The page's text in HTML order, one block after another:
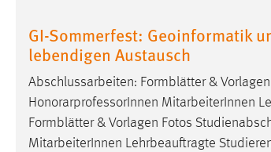
GI-Sommerfest: Geoinformatik
lebendigen Austausch
Abschlussarbeiten: Formblätter &
HonorarprofessorInnen MitarbeiterInnen
Formblätter & Vorlagen Fotos
MitarbeiterInnen Lehrbeauftragte